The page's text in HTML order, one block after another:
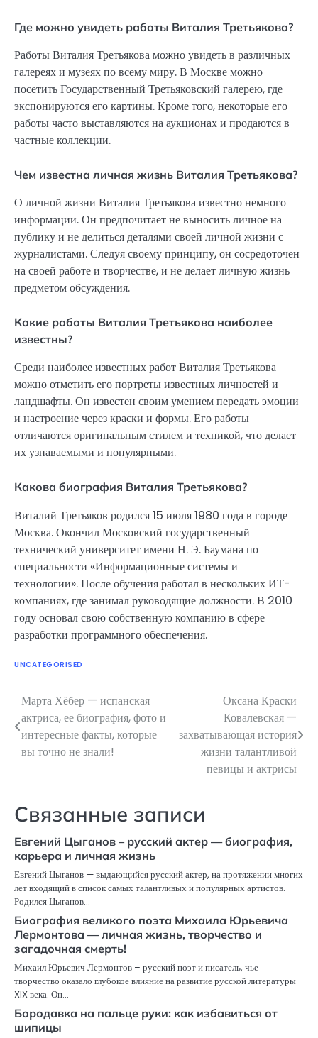
Где можно увидеть работы Виталия Третьякова?
Работы Виталия Третьякова можно увидеть в различных
галереях и музеях по всему миру. В Москве можно
посетить Государственный Третьяковский галерею, где
экспонируются его картины. Кроме того, некоторые его
работы часто выставляются на аукционах и продаются в
частные коллекции.
Чем известна личная жизнь Виталия Третьякова?
О личной жизни Виталия Третьякова известно немного
информации. Он предпочитает не выносить личное на
публику и не делиться деталями своей личной жизни с
журналистами. Следуя своему принципу, он сосредоточен
на своей работе и творчестве, и не делает личную жизнь
предметом обсуждения.
Какие работы Виталия Третьякова наиболее
известны?
Среди наиболее известных работ Виталия Третьякова
можно отметить его портреты известных личностей и
ландшафты. Он известен своим умением передать эмоции
и настроение через краски и формы. Его работы
отличаются оригинальным стилем и техникой, что делает
их узнаваемыми и популярными.
Какова биография Виталия Третьякова?
Виталий Третьяков родился 15 июля 1980 года в городе
Москва. Окончил Московский государственный
технический университет имени Н. Э. Баумана по
специальности «Информационные системы и
технологии». После обучения работал в нескольких ИТ-
компаниях, где занимал руководящие должности. В 2010
году основал свою собственную компанию в сфере
разработки программного обеспечения.
UNCATEGORISED
Навигация
по
записям
Марта Хёбер — испанская
актриса, ее биография, фото и
интересные факты, которые
вы точно не знали!
Оксана Краски
Ковалевская —
захватывающая история
жизни талантливой
певицы и актрисы
Связанные записи
Евгений Цыганов – русский актер — биография,
карьера и личная жизнь
Евгений Цыганов — выдающийся русский актер, на протяжении многих
лет входящий в список самых талантливых и популярных артистов.
Родился Цыганов…
Биография великого поэта Михаила Юрьевича
Лермонтова — личная жизнь, творчество и
загадочная смерть!
Михаил Юрьевич Лермонтов – русский поэт и писатель, чье
творчество оказало глубокое влияние на развитие русской литературы
XIX века. Он…
Бородавка на пальце руки: как избавиться от
шипицы